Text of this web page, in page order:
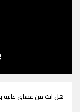
هل انت من عشاق غالية